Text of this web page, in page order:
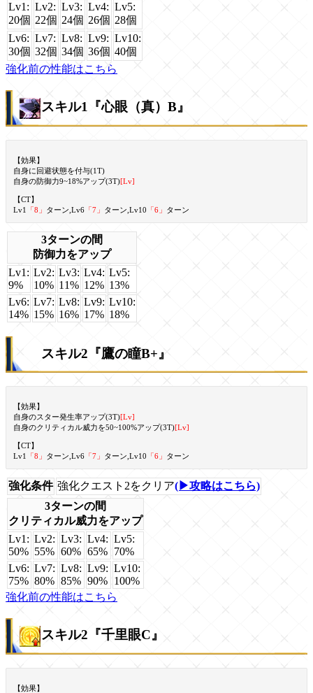
Lv1:
20個
Lv2:
22個
Lv3:
24個
Lv4:
26個
Lv5:
28個
Lv6:
30個
Lv7:
32個
Lv8:
34個
Lv9:
36個
Lv10:
40個
強化前の性能はこちら
スキル1『心眼（真）B』
【効果】
自身に回避状態を付与(1T)
自身の防御力9~18%アップ(3T)[Lv]
【CT】
Lv1
「8」 ターン,Lv6 「7」 ターン,Lv10 「6」 ターン
3ターンの間
防御力をアップ
Lv1:
9%
Lv2:
10%
Lv3:
11%
Lv4:
12%
Lv5:
13%
Lv6:
14%
Lv7:
15%
Lv8:
16%
Lv9:
17%
Lv10:
18%
スキル2『鷹の瞳B+』
【効果】
自身のスター発生率アップ(3T)[Lv]
自身のクリティカル威力を50~100%アップ(3T)[Lv]
【CT】
Lv1
「8」 ターン,Lv6 「7」 ターン,Lv10 「6」 ターン
強化条件 強化クエスト2をクリア(▶攻略はこちら)
3ターンの間
クリティカル威力をアップ
Lv1:
50%
Lv2:
55%
Lv3:
60%
Lv4:
65%
Lv5:
70%
Lv6:
75%
Lv7:
80%
Lv8:
85%
Lv9:
90%
Lv10:
100%
強化前の性能はこちら
スキル2『千里眼C』
【効果】